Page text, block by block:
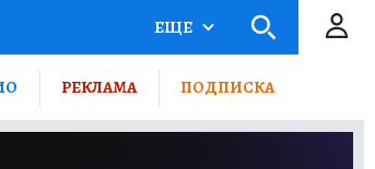
ЕЩЕ
РЕКЛАМА ПОДПИСКА